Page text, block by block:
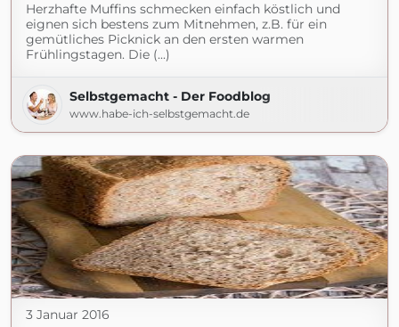
Herzhafte Muffins schmecken einfach köstlich und
eignen sich bestens zum Mitnehmen, z.B. für ein
gemütliches Picknick an den ersten warmen
Frühlingstagen. Die (...)
Selbstgemacht - Der Foodblog
www.habe-ich-selbstgemacht.de
3 Januar 2016